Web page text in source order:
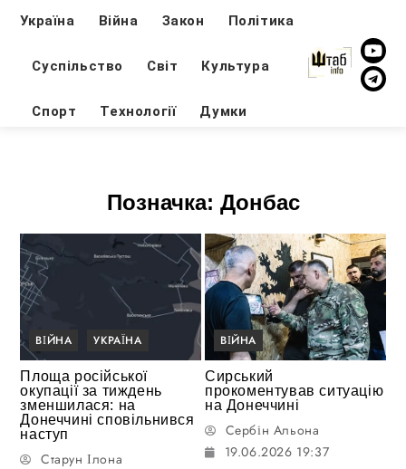
Україна Війна Закон Політика
Суспільство Світ Культура
Спорт Технології Думки
Позначка: Донбас
ВІЙНА УКРАЇНА
Площа російської
окупації за тиждень
зменшилася: на
Донеччині сповільнився
наступ
Старун Ілона
ВІЙНА
Сирський
прокоментував ситуацію
на Донеччині
Сербін Альона
19.06.2026 19:37